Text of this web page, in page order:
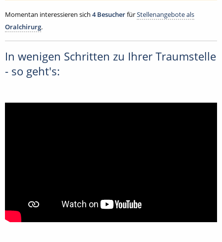
Momentan interessieren sich 4 BesucherfürStellenangebote als
Oralchirurg.
In wenigen Schritten zu Ihrer Traumstelle
- so geht's: